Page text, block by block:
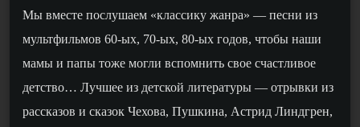
Мы вместе послушаем «классику жанра» — песни из
мультфильмов 60-ых, 70-ых, 80-ых годов, чтобы наши
мамы и папы тоже могли вспомнить свое счастливое
детство… Лучшее из детской литературы — отрывки из
рассказов и сказок Чехова, Пушкина, Астрид Линдгрен,